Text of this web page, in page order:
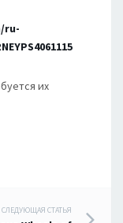
ru-
их
СЛЕДУЮЩАЯ СТАТЬЯ